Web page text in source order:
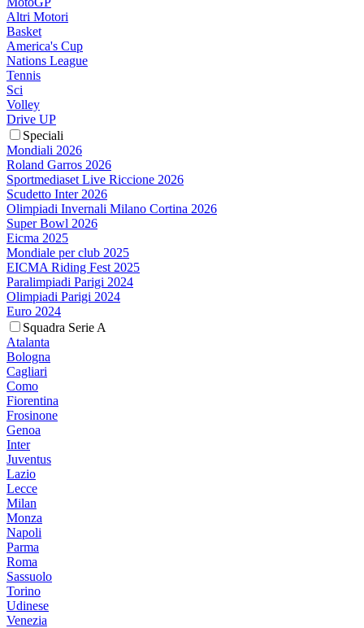
Altri Motori
Basket
America's Cup
Nations League
Tennis
Sci
Volley
Drive UP
Speciali
Mondiali 2026
Roland Garros 2026
Sportmediaset Live Riccione 2026
Scudetto Inter 2026
Olimpiadi Invernali Milano Cortina 2026
Super Bowl 2026
Eicma 2025
Mondiale per club 2025
EICMA Riding Fest 2025
Paralimpiadi Parigi 2024
Olimpiadi Parigi 2024
Euro 2024
Squadra Serie A
Atalanta
Bologna
Cagliari
Como
Fiorentina
Frosinone
Genoa
Inter
Juventus
Lazio
Lecce
Milan
Monza
Napoli
Parma
Roma
Sassuolo
Torino
Udinese
Venezia